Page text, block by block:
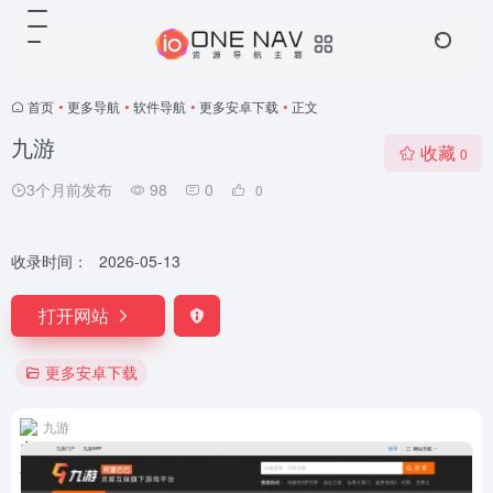
首页 • 更多导航 • 软件导航 • 更多安卓下载 • 正文
九游
3个月前发布 98 0 0
收藏 0
收录时间： 2026-05-13
打开网站
更多安卓下载
九游